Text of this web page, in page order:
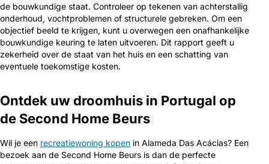
de bouwkundige staat. Controleer op tekenen van achterstallig
onderhoud, vochtproblemen of structurele gebreken. Om een
objectief beeld te krijgen, kunt u overwegen een onafhankelijke
bouwkundige keuring te laten uitvoeren. Dit rapport geeft u
zekerheid over de staat van het huis en een schatting van
eventuele toekomstige kosten.
Ontdek uw droomhuis in Portugal op
de Second Home Beurs
Wil je een recreatiewoning kopen in Alameda Das Acácias? Een
bezoek aan de Second Home Beurs is dan de perfecte